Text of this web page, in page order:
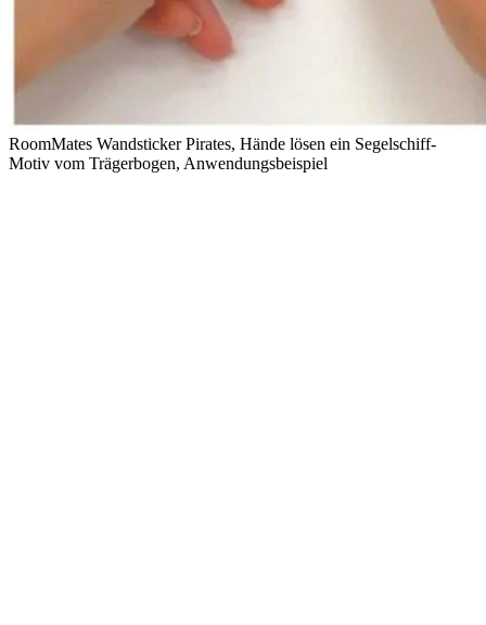
RoomMates Wandsticker Pirates, Hände lösen ein Segelschiff-
Motiv vom Trägerbogen, Anwendungsbeispiel